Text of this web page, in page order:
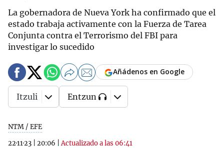
La gobernadora de Nueva York ha confirmado que el
estado trabaja activamente con la Fuerza de Tarea
Conjunta contra el Terrorismo del FBI para
investigar lo sucedido
NTM / EFE
22·11·23
20:06 |Actualizado a las 06:41
Añádenos en Google
Itzuli Entzun